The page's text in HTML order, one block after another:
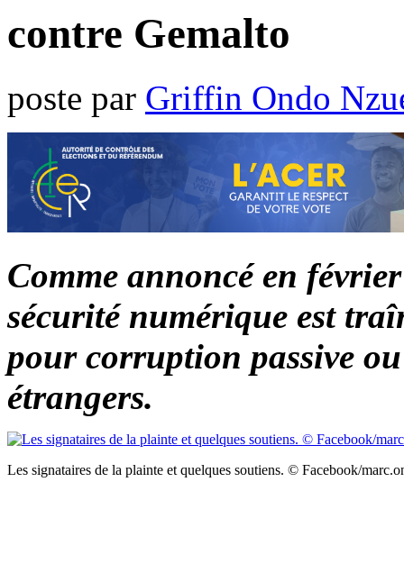
contre Gemalto
poste par Griffin Ondo
Comme annoncé en
sécurité numérique est
pour corruption passive
étrangers.
Les signataires de la plainte et quelques soutiens. © Facebook/